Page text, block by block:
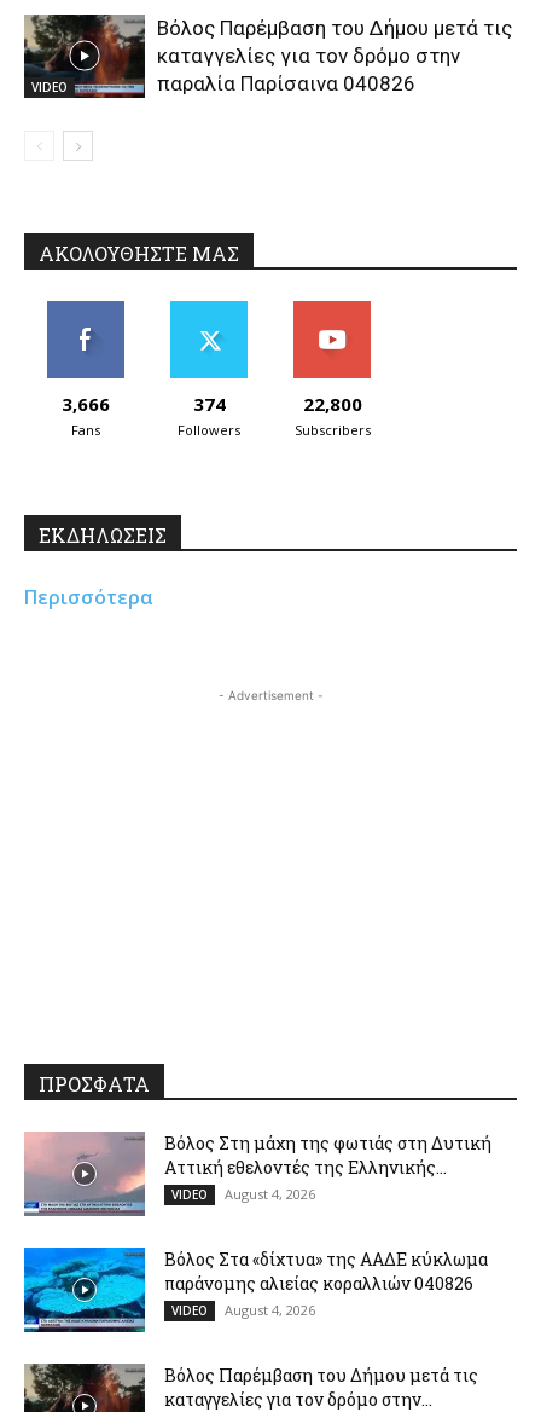
VIDEO
Βόλος Παρέμβαση του Δήμου μετά τις
καταγγελίες για τον δρόμο στην
παραλία Παρίσαινα 040826
ΑΚΟΛΟΥΘΗΣΤΕ ΜΑΣ
3,666
Fans
374
Followers
22,800
Subscribers
ΕΚΔΗΛΩΣΕΙΣ
Περισσότερα
- Advertisement -
ΠΡΟΣΦΑΤΑ
Βόλος Στη μάχη της φωτιάς στη Δυτική
Αττική εθελοντές της Ελληνικής...
VIDEO August 4, 2026
Βόλος Στα «δίχτυα» της ΑΑΔΕ κύκλωμα
παράνομης αλιείας κοραλλιών 040826
VIDEO August 4, 2026
Βόλος Παρέμβαση του Δήμου μετά τις
καταγγελίες για τον δρόμο στην...